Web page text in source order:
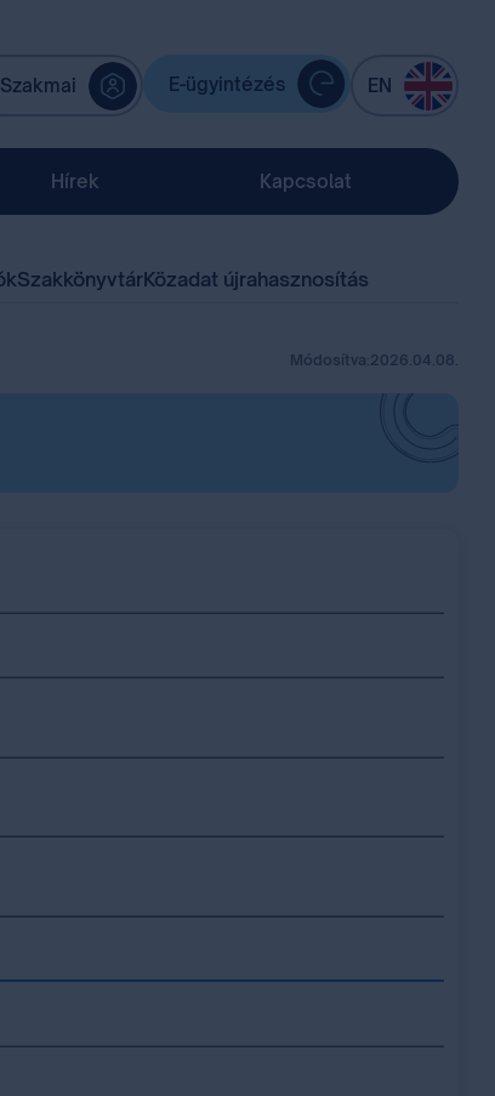
Szakmai E-ügyintézés EN
Hírek Kapcsolat
SzakkönyvtárKözadat újrahasznosítás
Módosítva:2026.04.08.